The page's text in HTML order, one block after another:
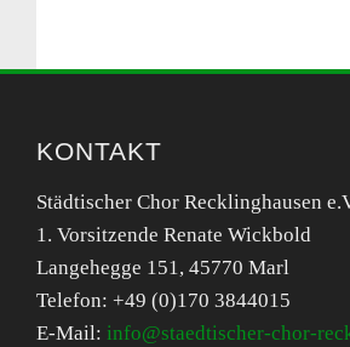
KONTAKT
Städtischer Chor Recklinghausen
1. Vorsitzende Renate Wickbold
Langehegge 151, 45770 Marl
Telefon: +49 (0)170 3844015
E-Mail: info@staedtischer-chor-